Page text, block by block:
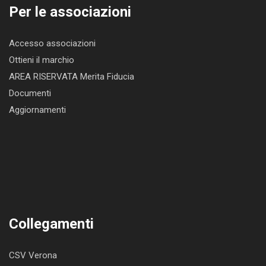
Per le associazioni
Accesso associazioni
Ottieni il marchio
AREA RISERVATA Merita Fiducia
Documenti
Aggiornamenti
Collegamenti
CSV Verona